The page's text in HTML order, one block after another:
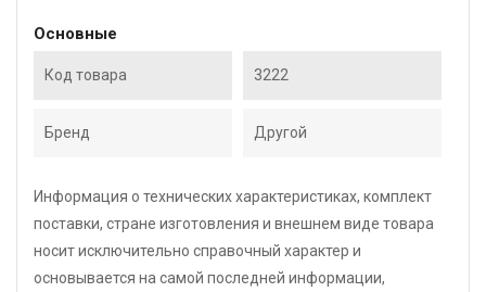
Основные
Код товара 3222
Бренд Другой
Информация о технических характеристиках, комплект
поставки, стране изготовления и внешнем виде товара
носит исключительно справочный характер и
основывается на самой последней информации,